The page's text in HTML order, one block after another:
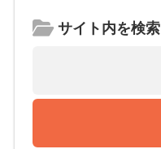
サイト内を検索